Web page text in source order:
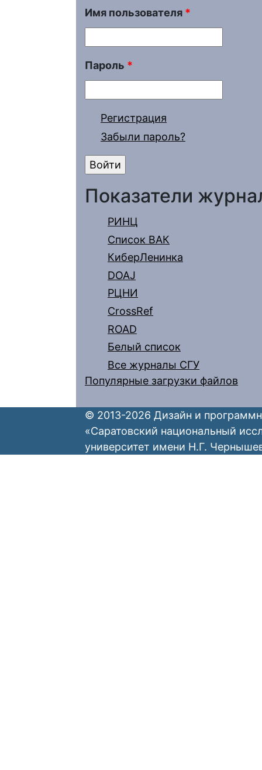
Имя пользователя *
Пароль *
Регистрация
Забыли пароль?
Показатели
РИНЦ
Список ВАК
КиберЛенинка
DOAJ
РЦНИ
CrossRef
ROAD
Белый список
Все журналы СГУ
Популярные загрузки файлов
© 2013-2026 Дизайн и
«Саратовский национальный
университет имени Н.Г.